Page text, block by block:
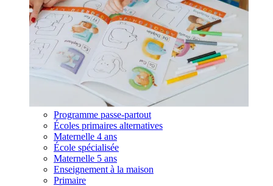
Programme passe-partout
Écoles primaires alternatives
Maternelle 4 ans
École spécialisée
Maternelle 5 ans
Enseignement à la maison
Primaire